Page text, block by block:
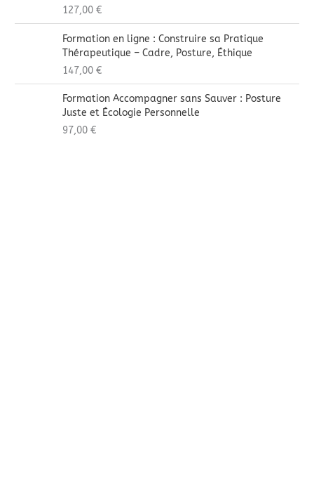
127,00€
Formation en ligne : Construire sa Pratique
Thérapeutique – Cadre, Posture, Éthique
147,00€
Formation Accompagner sans Sauver : Posture
Juste et Écologie Personnelle
97,00€